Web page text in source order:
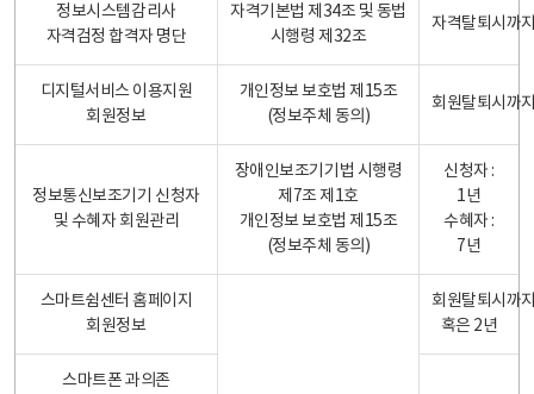
정보시스템감리사
자격검정 합격자 명단
자격기본법 제34조 및 동법
시행령 제32조
자격탈퇴시까
디지털서비스 이용지원
회원정보
개인정보 보호법 제15조
(정보주체 동의)
회원탈퇴시까
정보통신보조기기 신청자
및 수혜자 회원관리
장애인보조기기법 시행령
제7조 제1호
개인정보 보호법 제15조
(정보주체 동의)
신청자 :
1년
수혜자 :
7년
스마트쉼센터 홈페이지
회원정보
회원탈퇴시까
혹은 2년
스마트폰 과의존